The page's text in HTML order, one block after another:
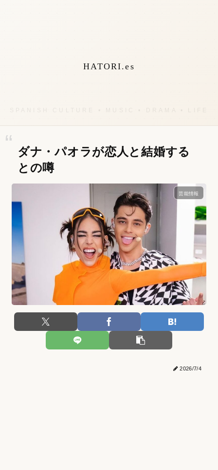
HATORI.es
ダナ・パオラが恋人と結婚する
との噂
芸能情報
2026/7/4